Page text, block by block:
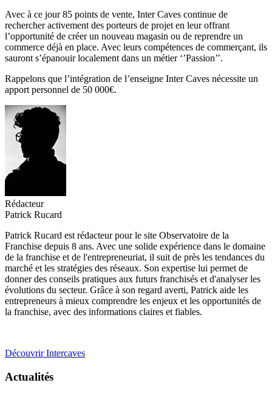
Avec à ce jour 85 points de vente, Inter Caves continue de
rechercher activement des porteurs de projet en leur offrant
l’opportunité de créer un nouveau magasin ou de reprendre un
commerce déjà en place. Avec leurs compétences de commerçant, ils
sauront s’épanouir localement dans un métier ‘’Passion’’.
Rappelons que l’intégration de l’enseigne Inter Caves nécessite un
apport personnel de 50 000€.
Rédacteur
Patrick Rucard
Patrick Rucard est rédacteur pour le site Observatoire de la
Franchise depuis 8 ans. Avec une solide expérience dans le domaine
de la franchise et de l'entrepreneuriat, il suit de près les tendances du
marché et les stratégies des réseaux. Son expertise lui permet de
donner des conseils pratiques aux futurs franchisés et d'analyser les
évolutions du secteur. Grâce à son regard averti, Patrick aide les
entrepreneurs à mieux comprendre les enjeux et les opportunités de
la franchise, avec des informations claires et fiables.
Découvrir Intercaves
Actualités